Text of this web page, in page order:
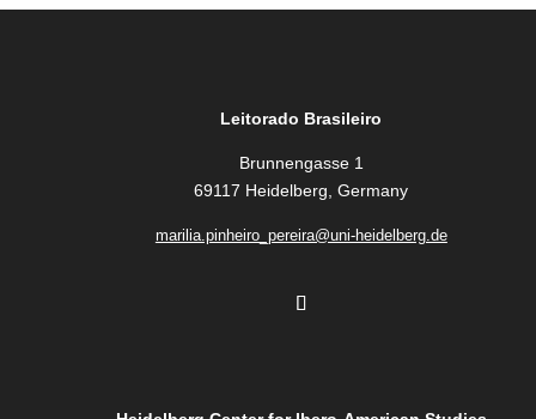
Leitorado Brasileiro
Brunnengasse 1
69117 Heidelberg, Germany
marilia.pinheiro_pereira@uni-heidelberg.de